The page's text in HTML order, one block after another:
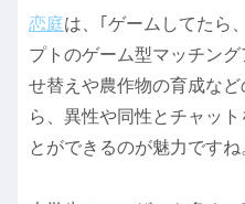
恋庭は、｢ゲームしてたら
プトのゲーム型マッチン
せ替えや農作物の育成な
ら、異性や同性とチャッ
とができるのが魅力ですね